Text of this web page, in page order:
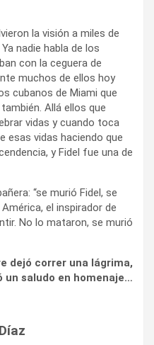
la visión a miles de
nadie habla de los
con la ceguera de
muchos de ellos hoy
cubanos de Miami que
Allá ellos que
vidas y cuando toca
esas vidas haciendo que
y Fidel fue una de
“se murió Fidel, se
el inspirador de
No lo mataron, se murió
dejó correr una lágrima,
un saludo en homenaje…